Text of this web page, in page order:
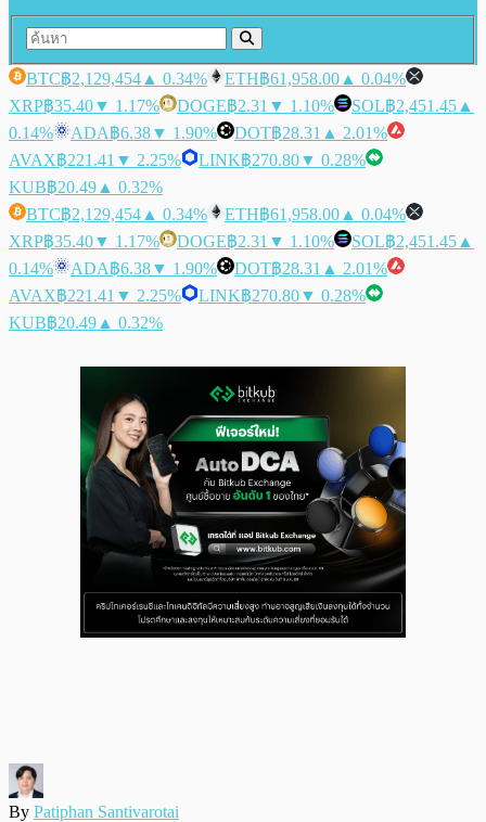
BTC฿2,129,454 ▲ 0.34% ETH฿61,958.00 ▲ 0.04%
XRP฿35.40▼ 1.17% DOGE฿2.31 ▼ 1.10% SOL฿2,451.45 ▲
0.14%
ADA฿6.38▼ 1.90% DOT฿28.31 ▲ 2.01%
AVAX฿221.41 ▼ 2.25% LINK฿270.80▼ 0.28%
KUB฿20.49 ▲ 0.32%
BTC฿2,129,454 ▲ 0.34% ETH฿61,958.00 ▲ 0.04%
XRP฿35.40▼ 1.17% DOGE฿2.31 ▼ 1.10% SOL฿2,451.45 ▲
0.14%
ADA฿6.38▼ 1.90% DOT฿28.31 ▲ 2.01%
AVAX฿221.41 ▼ 2.25% LINK฿270.80▼ 0.28%
KUB฿20.49 ▲ 0.32%
By Patiphan Santivarotai